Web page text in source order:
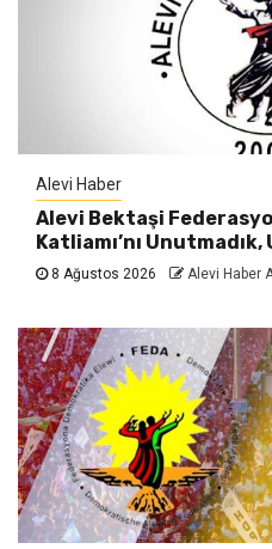
Alevi Haber
Alevi Bektaşi
Katliamı’nı
8 Ağustos 2026 Alevi Haber